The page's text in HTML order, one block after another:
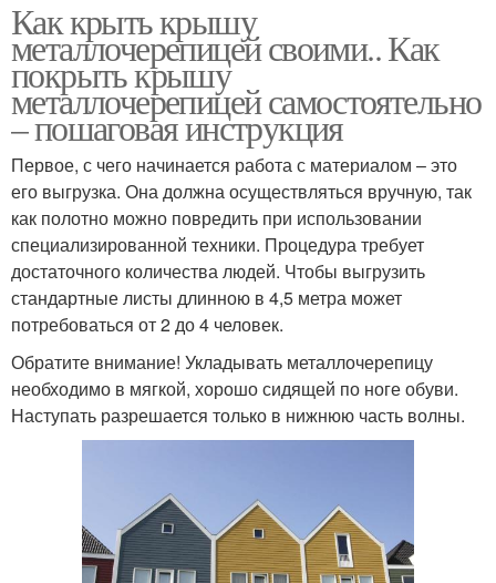
Как крыть крышу
металлочерепицей своими.. Как
покрыть крышу
металлочерепицей самостоятельно
– пошаговая инструкция
Первое, с чего начинается работа с материалом – это
его выгрузка. Она должна осуществляться вручную, так
как полотно можно повредить при использовании
специализированной техники. Процедура требует
достаточного количества людей. Чтобы выгрузить
стандартные листы длинною в 4,5 метра может
потребоваться от 2 до 4 человек.
Обратите внимание! Укладывать металлочерепицу
необходимо в мягкой, хорошо сидящей по ноге обуви.
Наступать разрешается только в нижнюю часть волны.